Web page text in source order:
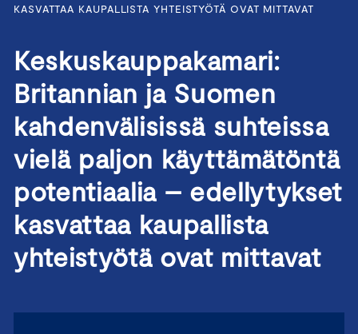
KASVATTAA KAUPALLISTA YHTEISTYÖTÄ OVAT MITTAVAT
Keskuskauppakamari:
Britannian ja Suomen
kahdenvälisissä suhteissa
vielä paljon käyttämätöntä
potentiaalia – edellytykset
kasvattaa kaupallista
yhteistyötä ovat mittavat